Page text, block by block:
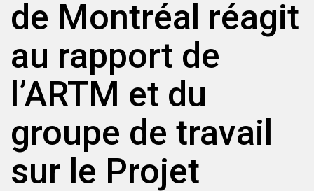
de Montréal réagit
au rapport de
l’ARTM et du
groupe de travail
sur le Projet